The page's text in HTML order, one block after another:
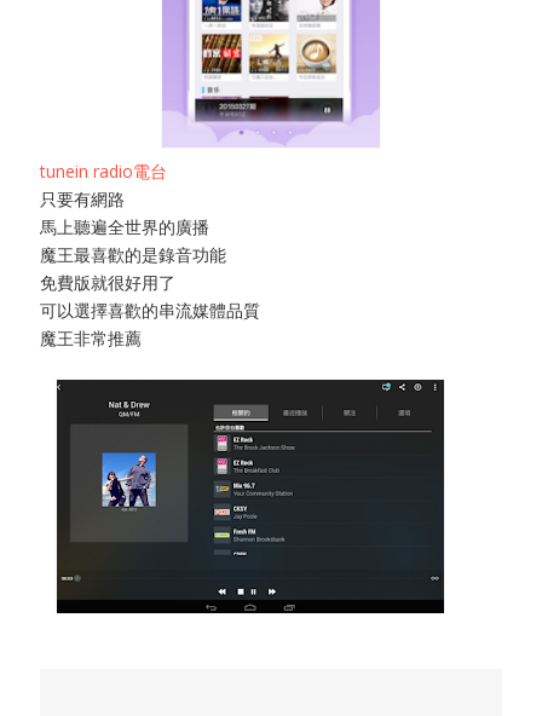
tunein radio電台
只要有網路
馬上聽遍全世界的廣播
魔王最喜歡的是錄音功能
免費版就很好用了
可以選擇喜歡的串流媒體品質
魔王非常推薦